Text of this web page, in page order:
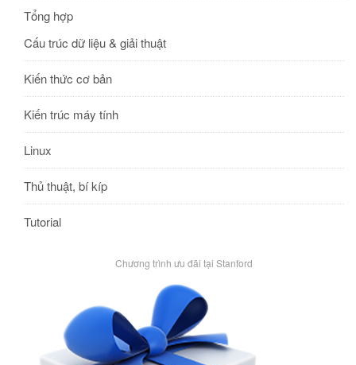
Tổng hợp
Cấu trúc dữ liệu & giải thuật
Kiến thức cơ bản
Kiến trúc máy tính
Linux
Thủ thuật, bí kíp
Tutorial
Chương trình ưu đãi tại Stanford